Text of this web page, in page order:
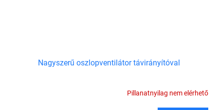
Nagyszerű oszlopventilátor távirányítóval
Pillanatnyilag nem elérhető